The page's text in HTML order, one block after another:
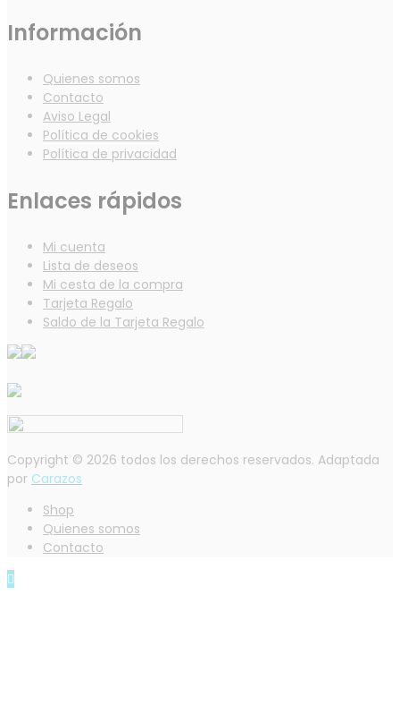
Información
Quienes somos
Contacto
Aviso Legal
Política de cookies
Política de privacidad
Enlaces rápidos
Mi cuenta
Lista de deseos
Mi cesta de la compra
Tarjeta Regalo
Saldo de la Tarjeta Regalo
Copyright © 2026 todos los derechos reservados. Adaptada
por Carazos
Shop
Quienes somos
Contacto